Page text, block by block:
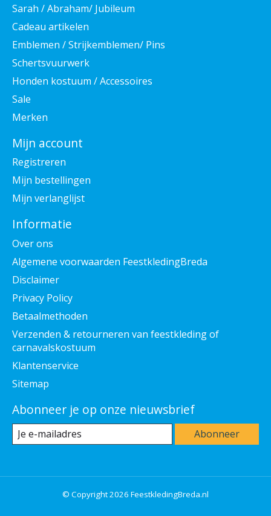
Sarah / Abraham/ Jubileum
Cadeau artikelen
Emblemen / Strijkemblemen/ Pins
Schertsvuurwerk
Honden kostuum / Accessoires
Sale
Merken
Mijn account
Registreren
Mijn bestellingen
Mijn verlanglijst
Informatie
Over ons
Algemene voorwaarden FeestkledingBreda
Disclaimer
Privacy Policy
Betaalmethoden
Verzenden & retourneren van feestkleding of
carnavalskostuum
Klantenservice
Sitemap
Abonneer je op onze nieuwsbrief
Abonneer
© Copyright 2026 FeestkledingBreda.nl